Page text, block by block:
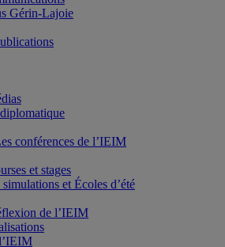
Gérin-Lajoie
conférences de l’IEIM
et stages
et Écoles d’été
de l’IEIM